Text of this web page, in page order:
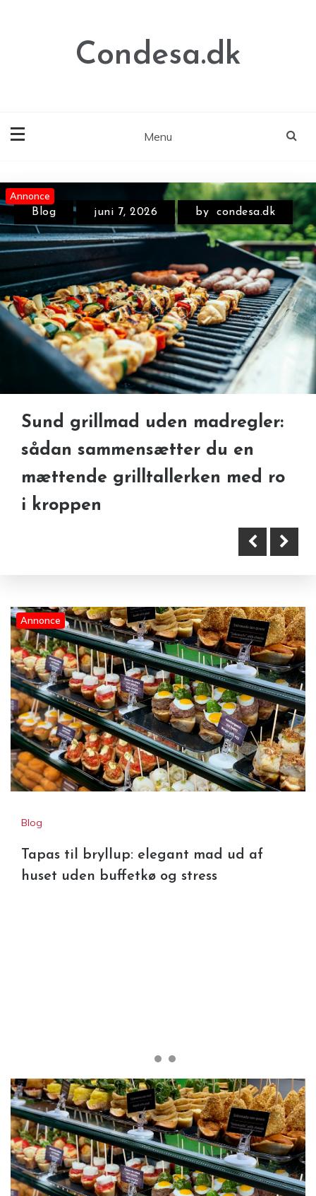
Condesa.dk
Menu
Annonce
Tapas til bryllup: elegant mad
ud af huset uden buffetkø og
Annonce
Genbrugsguide til København
for besøgende
Blog juni 7, 2026 by condesa.dk
Annonce
Sund grillmad uden madregler:
sådan sammensætter du en
mættende grilltallerken med ro
i kroppen
Annonce
Blog
Tapas til bryllup: elegant mad ud af
huset uden buffetkø og stress